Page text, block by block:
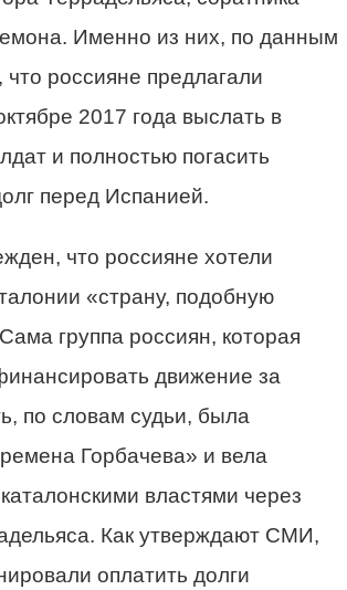
Именно из них, по данным
россияне предлагали
2017 года выслать в
и полностью погасить
перед Испанией.
что россияне хотели
«страну, подобную
группа россиян, которая
движение за
по словам судьи, была
Горбачева» и вела
властями через
Как утверждают СМИ,
оплатить долги